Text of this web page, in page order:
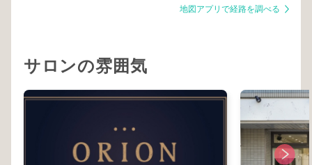
地図アプリで経路を調べる
サロンの雰囲気